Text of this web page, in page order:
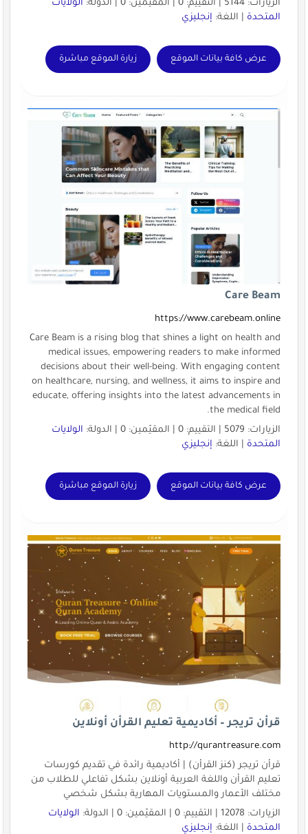
الزيارات: 5144 | التقييم: 0 | المقيّمين: 0 | الدولة:
الولايات
المتحدة| اللغة: إنجليزي
عرض كافة بيانات الموقع زيارة الموقع مباشرة
Care Beam
https://www.carebeam.online
Care Beam is a rising blog that shines a light on health and
medical issues, empowering readers to make informed
decisions about their well-being. With engaging content
on healthcare, nursing, and wellness, it aims to inspire and
educate, offering insights into the latest advancements in
the medical field.
الزيارات: 5079 | التقييم: 0 | المقيّمين: 0 | الدولة:
الولايات
المتحدة| اللغة: إنجليزي
عرض كافة بيانات الموقع زيارة الموقع مباشرة
قرأن تريجر – أكاديمية تعليم القرأن أونلاين
http://qurantreasure.com
قرأن تريجر (كنز القرأن) | أكاديمية رائدة في تقديم كورسات
تعليم القرأن واللغة العربية أونلاين بشكل تفاعلي للطلاب من
مختلف الأعمار والمستويات المهارية بشكل شخصي
الزيارات: 12078 | التقييم: 0 | المقيّمين: 0 | الدولة:
الولايات
المتحدة| اللغة: إنجليزي